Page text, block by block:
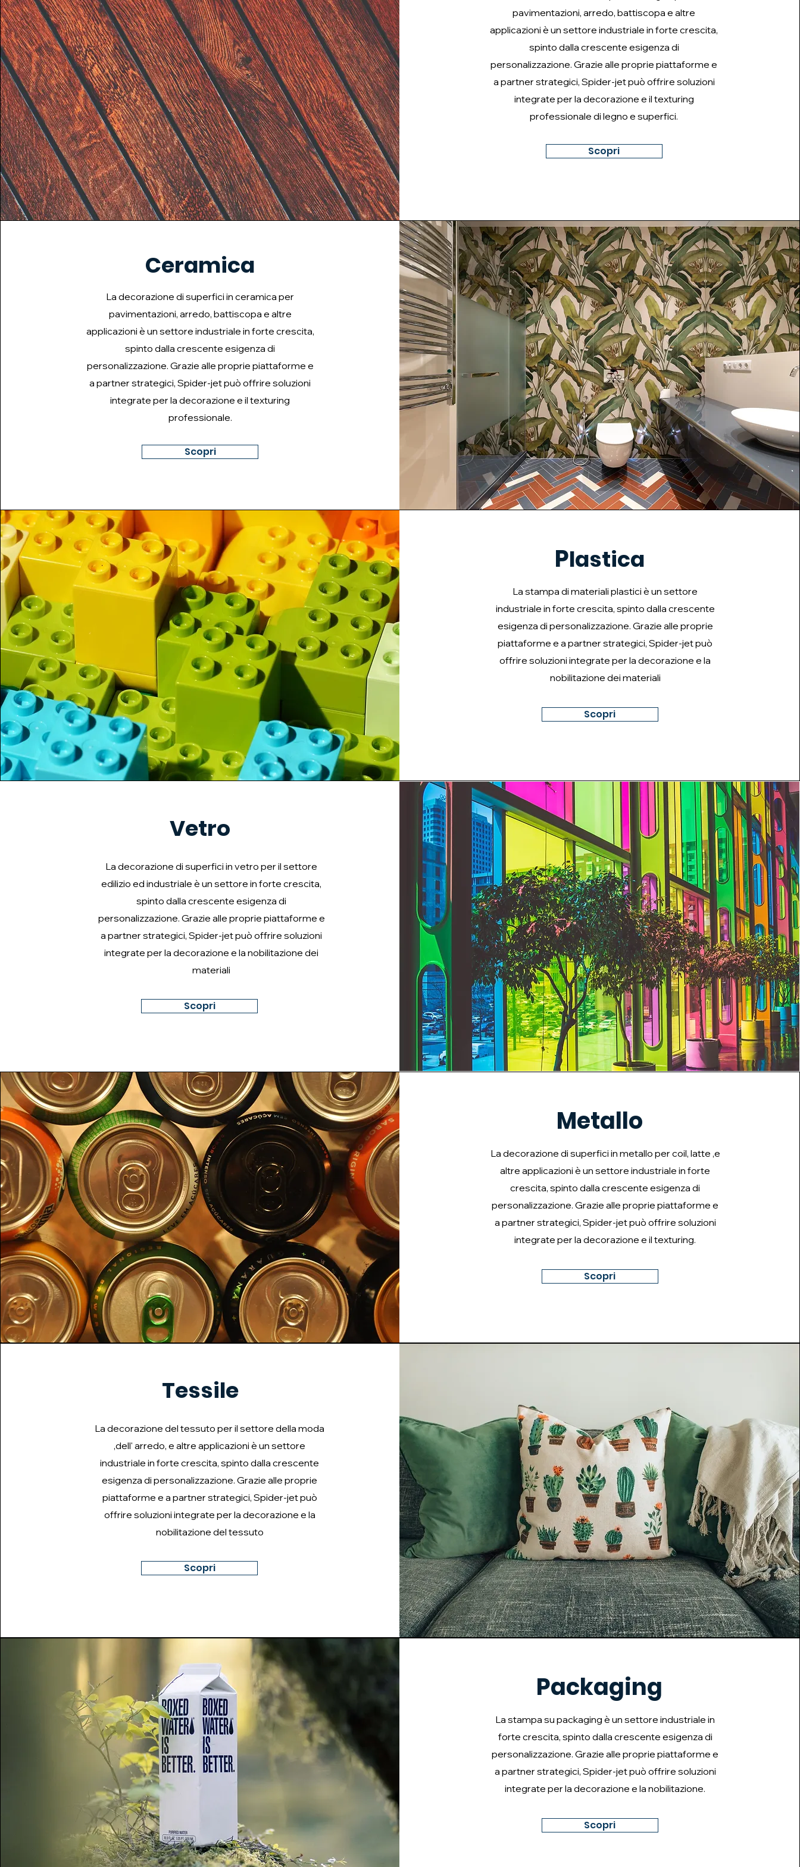
pavimentazioni, arredo, battiscopa e altre
applicazioni è un settore industriale in forte crescita,
spinto dalla crescente esigenza di
personalizzazione. Grazie alle proprie piattaforme e
a partner strategici, Spider-jet può offrire soluzioni
integrate per la decorazione e il texturing
professionale di legno e superfici.
Scopri
Ceramica
La decorazione di superfici in ceramica per
pavimentazioni, arredo, battiscopa e altre
applicazioni è un settore industriale in forte crescita,
spinto dalla crescente esigenza di
personalizzazione. Grazie alle proprie piattaforme e
a partner strategici, Spider-jet può offrire soluzioni
integrate per la decorazione e il texturing
professionale.
Scopri
Plastica
La stampa di materiali plastici è un settore
industriale in forte crescita, spinto dalla crescente
esigenza di personalizzazione. Grazie alle proprie
piattaforme e a partner strategici, Spider-jet può
offrire soluzioni integrate per la decorazione e la
nobilitazione dei materiali
Scopri
Vetro
La decorazione di superfici in vetro per il settore
edilizio ed industriale è un settore in forte crescita,
spinto dalla crescente esigenza di
personalizzazione. Grazie alle proprie piattaforme e
a partner strategici, Spider-jet può offrire soluzioni
integrate per la decorazione e la nobilitazione dei
materiali
Scopri
Metallo
La decorazione di superfici in metallo per coil, latte ,e
altre applicazioni è un settore industriale in forte
crescita, spinto dalla crescente esigenza di
personalizzazione. Grazie alle proprie piattaforme e
a partner strategici, Spider-jet può offrire soluzioni
integrate per la decorazione e il texturing.
Scopri
Tessile
La decorazione del tessuto per il settore della moda
,dell' arredo, e altre applicazioni è un settore
industriale in forte crescita, spinto dalla crescente
esigenza di personalizzazione. Grazie alle proprie
piattaforme e a partner strategici, Spider-jet può
offrire soluzioni integrate per la decorazione e la
nobilitazione del tessuto
Scopri
Packaging
La stampa su packaging è un settore industriale in
forte crescita, spinto dalla crescente esigenza di
personalizzazione. Grazie alle proprie piattaforme e
a partner strategici, Spider-jet può offrire soluzioni
integrate per la decorazione e la nobilitazione.
Scopri